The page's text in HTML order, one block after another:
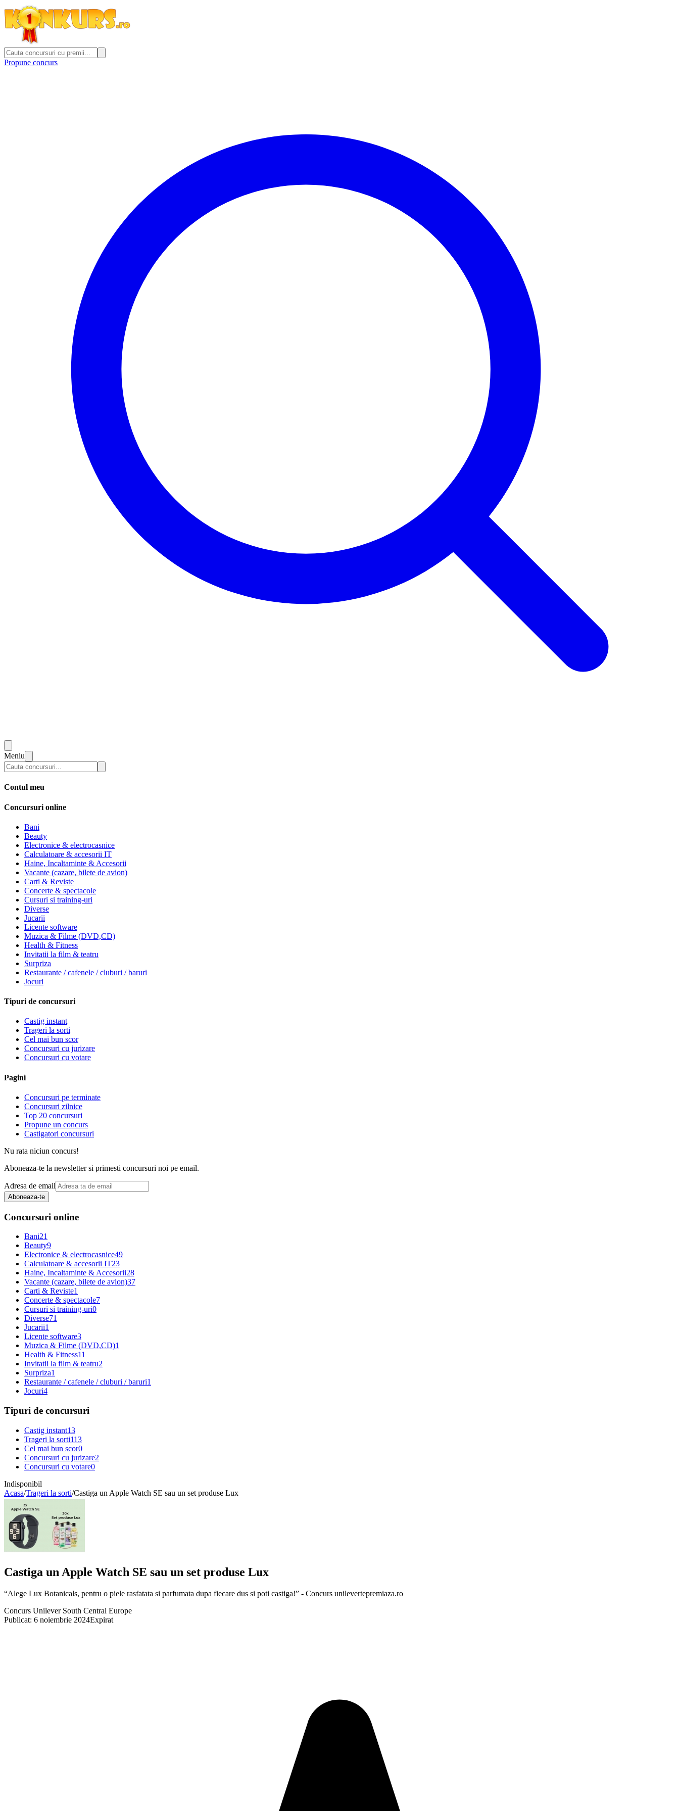
Propune concurs
Meniu
Contul meu
Concursuri online
Bani
Beauty
Electronice & electrocasnice
Calculatoare & accesorii IT
Haine, Incaltaminte & Accesorii
Vacante (cazare, bilete de avion)
Carti & Reviste
Concerte & spectacole
Cursuri si training-uri
Diverse
Jucarii
Licente software
Muzica & Filme (DVD,CD)
Health & Fitness
Invitatii la film & teatru
Surpriza
Restaurante / cafenele / cluburi / baruri
Jocuri
Tipuri de concursuri
Castig instant
Trageri la sorti
Cel mai bun scor
Concursuri cu jurizare
Concursuri cu votare
Pagini
Concursuri pe terminate
Concursuri zilnice
Top 20 concursuri
Propune un concurs
Castigatori concursuri
Nu rata niciun concurs!
Aboneaza-te la newsletter si primesti concursuri noi pe email.
Adresa de email
Aboneaza-te
Concursuri online
Bani21
Beauty9
Electronice & electrocasnice49
Calculatoare & accesorii IT23
Haine, Incaltaminte & Accesorii28
Vacante (cazare, bilete de avion)37
Carti & Reviste1
Concerte & spectacole7
Cursuri si training-uri0
Diverse71
Jucarii1
Licente software3
Muzica & Filme (DVD,CD)1
Health & Fitness11
Invitatii la film & teatru2
Surpriza1
Restaurante / cafenele / cluburi / baruri1
Jocuri4
Tipuri de concursuri
Castig instant13
Trageri la sorti113
Cel mai bun scor0
Concursuri cu jurizare2
Concursuri cu votare0
Indisponibil
Acasa/Trageri la sorti/Castiga un Apple Watch SE sau un set produse Lux
Castiga un Apple Watch SE sau un set produse Lux
“Alege Lux Botanicals, pentru o piele rasfatata si parfumata dupa fiecare dus si poti castiga!” - Concurs unilevertepremiaza.ro
Concurs Unilever South Central Europe
Publicat: 6 noiembrie 2024Expirat